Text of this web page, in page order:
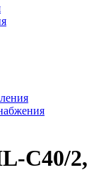
C40/2,